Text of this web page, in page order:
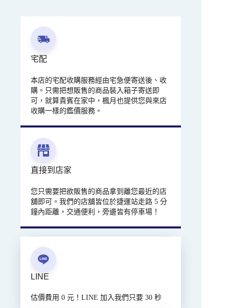
宅配
本店的宅配收購服務經由宅急便寄送後、收
購。只需把想販售的商品裝入箱子寄送即
可，就算貴賓在家中，楓月也提供您與來店
收購一樣的鑑價服務。
直接到店家
您只需要把欲販售的商品拿到離您最近的店
舖即可。我們的店舖皆位於捷運站走路 5 分
鐘內距離，交通便利，旁邊皆有停車場！
LINE
估價費用 0 元！LINE 加入我們只要 30 秒